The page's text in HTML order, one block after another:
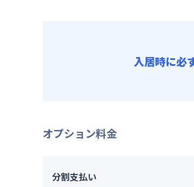
入居時に必
オプション料金
分割支払い